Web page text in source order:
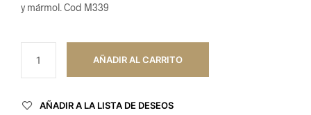
₲ 25,500,000.
y mármol. Cod M339
AÑADIR AL CARRITO
AÑADIR A LA LISTA DE DESEOS